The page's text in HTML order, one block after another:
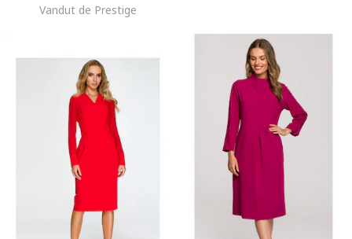
Vandut de Prestige